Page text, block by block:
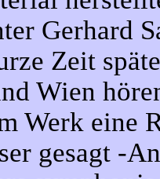
Gerhard
Zeit
Wien
Werk eine
gesagt -